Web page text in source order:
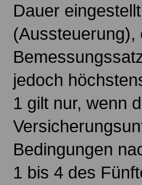
Dauer
(Aussteuerung),
jedoch
1 gilt nur, wenn
Bedingungen
1 bis 4 des